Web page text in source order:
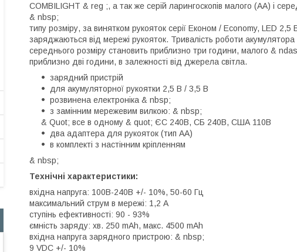
COMBILIGHT & reg ;, а так же серій ларингоскопів малого (AA) і
& nbsp;
типу розміру, за винятком рукояток серії Економ / Economy, LED 2,5
заряджаються від мережі рукояток. Тривалість роботи акумулятора
середнього розміру становить приблизно три години, малого &
приблизно дві години, в залежності від джерела світла.
зарядний пристрій
для акумуляторної рукоятки 2,5 В / 3,5 В
розвинена електроніка & nbsp;
з замінним мережевим вилкою: & nbsp;
& Quot; все в одному & quot; ЄС 240В, СБ 240В, США 110В
два адаптера для рукояток (тип AA)
в комплекті з настінним кріпленням
& nbsp;
Технічні характеристики:
вхідна напруга: 100В-240В +/- 10%, 50-60 Гц
максимальний струм в мережі: 1,2 A
ступінь ефективності: 90 - 93%
ємність заряду: хв. 250 mAh, макс. 4500 mAh
вхідна напруга зарядного пристрою: & nbsp;
9 VDC +/- 10%